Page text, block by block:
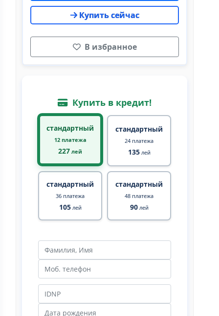
Купить сейчас
В избранное
Купить в кредит!
стандартный
12 платежа
227 лей
стандартный
24 платежа
135лей
стандартный
36 платежа
105лей
стандартный
48 платежа
90лей